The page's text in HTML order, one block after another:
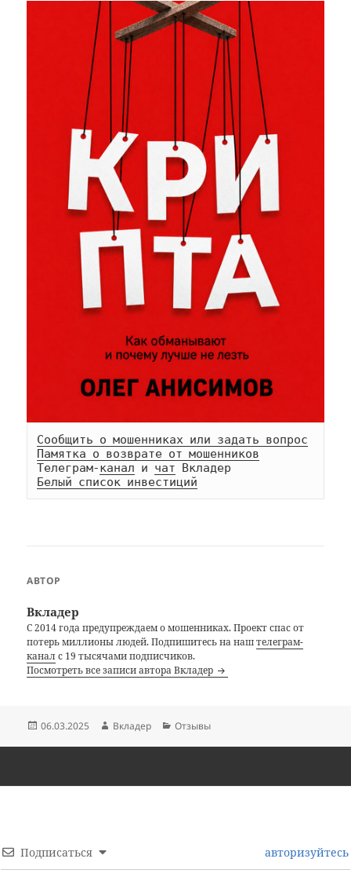
Сообщить о мошенниках или задать вопрос
Памятка о возврате от мошенников
Телеграм-канал и чат
Белый список инвестиций
АВТОР
Вкладер
С 2014 года предупреждаем о мошенниках. Проект спас от
потерь миллионы людей. Подпишитесь на наштелеграм-
каналс 19 тысячами подписчиков.
Посмотреть все записи автора Вкладер
Опубликовано
06.03.2025 Автор
Вкладер Рубрики
Отзывы
Подписаться авторизуйтесь